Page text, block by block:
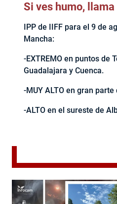
Si ves humo,
IPP de IIFF para el 9 de
Mancha:
-EXTREMO en puntos de
Guadalajara y Cuenca.
-MUY ALTO en gran
-ALTO en el sureste de